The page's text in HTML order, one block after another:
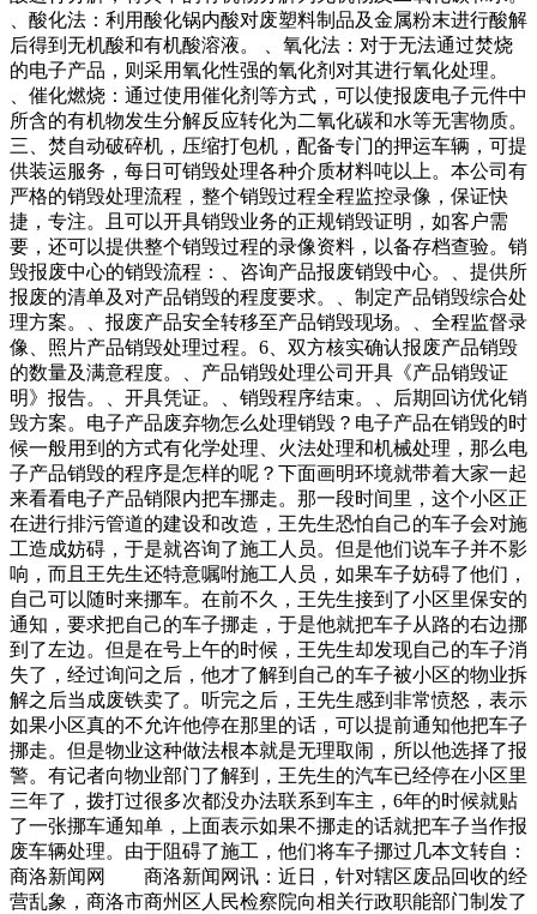
、酸化法：利用酸化锅内酸对废塑料制品及金属粉末进行酸解
后得到无机酸和有机酸溶液。 、氧化法：对于无法通过焚烧
的电子产品，则采用氧化性强的氧化剂对其进行氧化处理。
、催化燃烧：通过使用催化剂等方式，可以使报废电子元件中
所含的有机物发生分解反应转化为二氧化碳和水等无害物质。
三、焚自动破碎机，压缩打包机，配备专门的押运车辆，可提
供装运服务，每日可销毁处理各种介质材料吨以上。本公司有
严格的销毁处理流程，整个销毁过程全程监控录像，保证快
捷，专注。且可以开具销毁业务的正规销毁证明，如客户需
要，还可以提供整个销毁过程的录像资料，以备存档查验。销
毁报废中心的销毁流程：、咨询产品报废销毁中心。、提供所
报废的清单及对产品销毁的程度要求。、制定产品销毁综合处
理方案。、报废产品安全转移至产品销毁现场。、全程监督录
像、照片产品销毁处理过程。6、双方核实确认报废产品销毁
的数量及满意程度。、产品销毁处理公司开具《产品销毁证
明》报告。、开具凭证。、销毁程序结束。、后期回访优化销
毁方案。电子产品废弃物怎么处理销毁？电子产品在销毁的时
候一般用到的方式有化学处理、火法处理和机械处理，那么电
子产品销毁的程序是怎样的呢？下面画明环境就带着大家一起
来看看电子产品销限内把车挪走。那一段时间里，这个小区正
在进行排污管道的建设和改造，王先生恐怕自己的车子会对施
工造成妨碍，于是就咨询了施工人员。但是他们说车子并不影
响，而且王先生还特意嘱咐施工人员，如果车子妨碍了他们，
自己可以随时来挪车。在前不久，王先生接到了小区里保安的
通知，要求把自己的车子挪走，于是他就把车子从路的右边挪
到了左边。但是在号上午的时候，王先生却发现自己的车子消
失了，经过询问之后，他才了解到自己的车子被小区的物业拆
解之后当成废铁卖了。听完之后，王先生感到非常愤怒，表示
如果小区真的不允许他停在那里的话，可以提前通知他把车子
挪走。但是物业这种做法根本就是无理取闹，所以他选择了报
警。有记者向物业部门了解到，王先生的汽车已经停在小区里
三年了，拨打过很多次都没办法联系到车主，6年的时候就贴
了一张挪车通知单，上面表示如果不挪走的话就把车子当作报
废车辆处理。由于阻碍了施工，他们将车子挪过几本文转自：
商洛新闻网 商洛新闻网讯：近日，针对辖区废品回收的经
营乱象，商洛市商州区人民检察院向相关行政职能部门制发了